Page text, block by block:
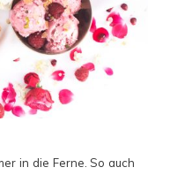
in die Ferne. So auch